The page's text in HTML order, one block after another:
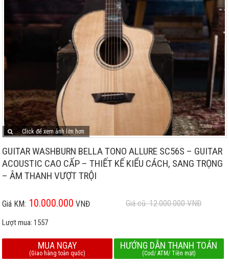
Click để xem ảnh lớn hơn
GUITAR WASHBURN BELLA TONO ALLURE SC56S – GUITAR
ACOUSTIC CAO CẤP – THIẾT KẾ KIỂU CÁCH, SANG TRỌNG
– ÂM THANH VƯỢT TRỘI
Giá KM: 10.000.000 VNĐ Giá cũ: 12.000.000VNĐ
Lượt mua:1557
MUA NGAY
(Giao hàng toàn quốc)
HƯỚNG DẪN THANH TOÁN
(Cod/ ATM/ Tiền mặt)